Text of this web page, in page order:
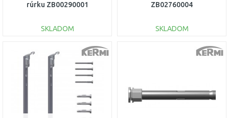
rúrku ZB00290001
SKLADOM
DO KOŠÍKA
Porovnať
ZB02760004
SKLADOM
DO KOŠÍKA